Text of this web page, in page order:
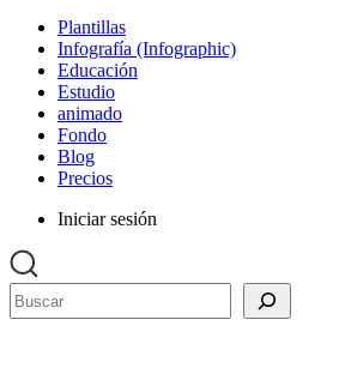
Plantillas
Infografía (Infographic)
Educación
Estudio
animado
Fondo
Blog
Precios
Iniciar sesión
Buscar